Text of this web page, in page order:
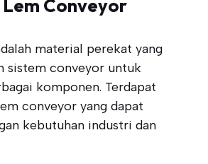
Conveyor
material perekat yang
sistem conveyor untuk
komponen. Terdapat
conveyor yang dapat
kebutuhan industri dan